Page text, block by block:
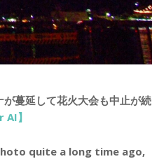
蔓延して花火大会も中止が続
】
quite a long time ago,